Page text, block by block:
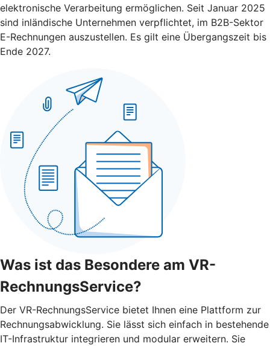
elektronische Verarbeitung ermöglichen. Seit Januar 2025
sind inländische Unternehmen verpflichtet, im B2B-Sektor
E-Rechnungen auszustellen. Es gilt eine Übergangszeit bis
Ende 2027.
Was ist das Besondere am VR-
RechnungsService?
Der VR-RechnungsService bietet Ihnen eine Plattform zur
Rechnungsabwicklung. Sie lässt sich einfach in bestehende
IT-Infrastruktur integrieren und modular erweitern. Sie